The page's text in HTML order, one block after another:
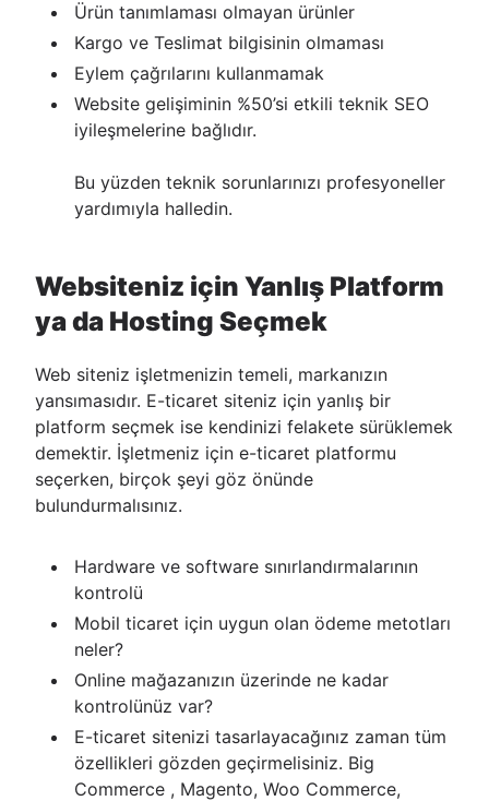
Ürün tanımlaması olmayan ürünler
Kargo ve Teslimat bilgisinin olmaması
Eylem çağrılarını kullanmamak
Website gelişiminin %50’si etkili teknik SEO
iyileşmelerine bağlıdır.
Bu yüzden teknik sorunlarınızı profesyoneller
yardımıyla halledin.
Websiteniz için Yanlış Platform
ya da Hosting Seçmek
Web siteniz işletmenizin temeli, markanızın
yansımasıdır. E-ticaret siteniz için yanlış bir
platform seçmek ise kendinizi felakete sürüklemek
demektir. İşletmeniz için e-ticaret platformu
seçerken, birçok şeyi göz önünde
bulundurmalısınız.
Hardware ve software sınırlandırmalarının
kontrolü
Mobil ticaret için uygun olan ödeme metotları
neler?
Online mağazanızın üzerinde ne kadar
kontrolünüz var?
E-ticaret sitenizi tasarlayacağınız zaman tüm
özellikleri gözden geçirmelisiniz. Big
Commerce , Magento, Woo Commerce,